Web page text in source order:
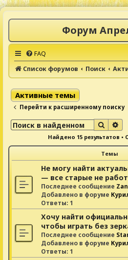
Форум
FAQ
Список форумов
Поиск
Активные темы
Перейти к расширенному поиску
Поиск
Найдено 15 результатов •
Темы
Не могу найти
— все старые не
Последнее сообщение
Добавлено в форуме
Ответы: 1
Хочу найти
чтобы играть без
Последнее сообщение
Добавлено в форуме
Ответы: 1